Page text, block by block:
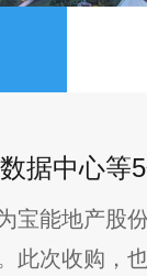
据中心等
宝能地产股
此次收购，